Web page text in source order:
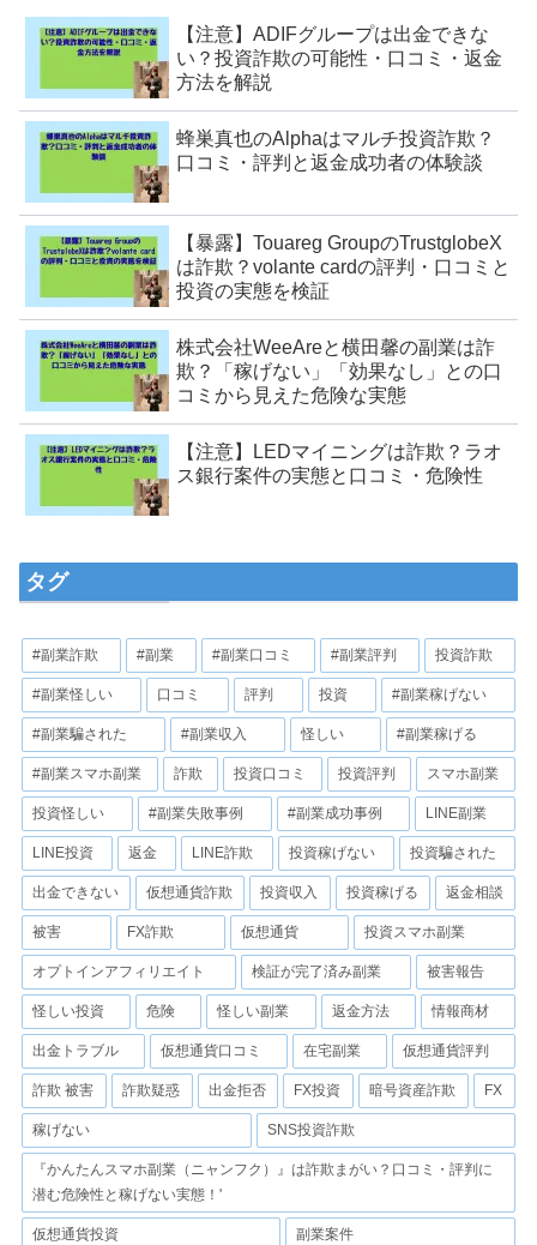
【注意】ADIFグループは出金できな
い？投資詐欺の可能性・口コミ・返金
方法を解説
蜂巣真也のAlphaはマルチ投資詐欺？
口コミ・評判と返金成功者の体験談
【暴露】Touareg GroupのTrustglobeX
は詐欺？volante cardの評判・口コミと
投資の実態を検証
株式会社WeeAreと横田馨の副業は詐
欺？「稼げない」「効果なし」との口
コミから見えた危険な実態
【注意】LEDマイニングは詐欺？ラオ
ス銀行案件の実態と口コミ・危険性
タグ
#副業詐欺 #副業 #副業口コミ #副業評判 投資詐欺
#副業怪しい 口コミ 評判 投資 #副業稼げない
#副業騙された #副業収入 怪しい #副業稼げる
#副業スマホ副業 詐欺 投資口コミ 投資評判 スマホ副業
投資怪しい #副業失敗事例 #副業成功事例 LINE副業
LINE投資 返金 LINE詐欺 投資稼げない 投資騙された
出金できない 仮想通貨詐欺 投資収入 投資稼げる 返金相談
被害 FX詐欺 仮想通貨 投資スマホ副業
オプトインアフィリエイト 検証が完了済み副業 被害報告
怪しい投資 危険 怪しい副業 返金方法 情報商材
出金トラブル 仮想通貨口コミ 在宅副業 仮想通貨評判
詐欺 被害 詐欺疑惑 出金拒否 FX投資 暗号資産詐欺 FX
稼げない SNS投資詐欺
『かんたんスマホ副業（ニャンフク）』は詐欺まがい？口コミ・評判に
潜む危険性と稼げない実態！'
仮想通貨投資 副業案件